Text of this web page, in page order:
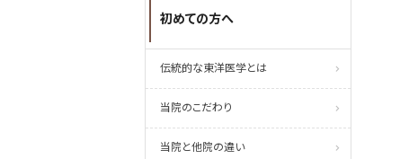
初めての方へ
伝統的な東洋医学とは
当院のこだわり
当院と他院の違い